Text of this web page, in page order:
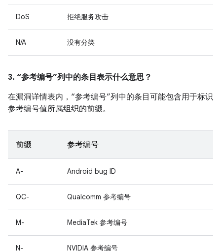
DoS 拒绝服务攻击
N/A 没有分类
3. “参考编号”列中的条目表示什么意思？
在漏洞详情表内，“参考编号”列中的条目可能包含用于标识
参考编号值所属组织的前缀。
前缀 参考编号
A- Android bug ID
QC- Qualcomm 参考编号
M- MediaTek 参考编号
N- NVIDIA 参考编号